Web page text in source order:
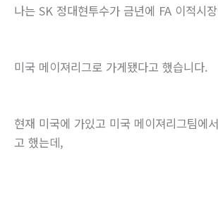
나는 SK 정대현투수가 금년에 FA 이적시
미국 메이져리그로 가게됐다고 했습니다.
현재 미국에 가있고 미국 메이져리그팀에
고 했는데,